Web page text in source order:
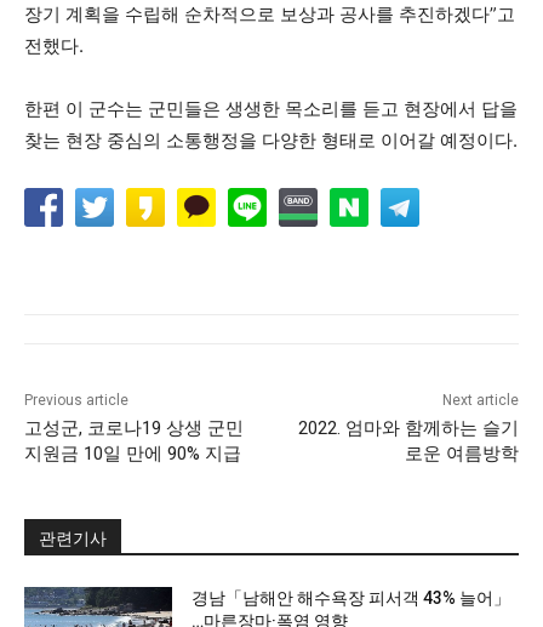
장기 계획을 수립해 순차적으로 보상과 공사를 추진하겠다”고
전했다.
한편 이 군수는 군민들은 생생한 목소리를 듣고 현장에서 답을
찾는 현장 중심의 소통행정을 다양한 형태로 이어갈 예정이다.
Previous article
고성군, 코로나19 상생 군민
지원금 10일 만에 90% 지급
Next article
2022. 엄마와 함께하는 슬기
로운 여름방학
관련기사
경남「남해안 해수욕장 피서객 43% 늘어」
…마른장마·폭염 영향